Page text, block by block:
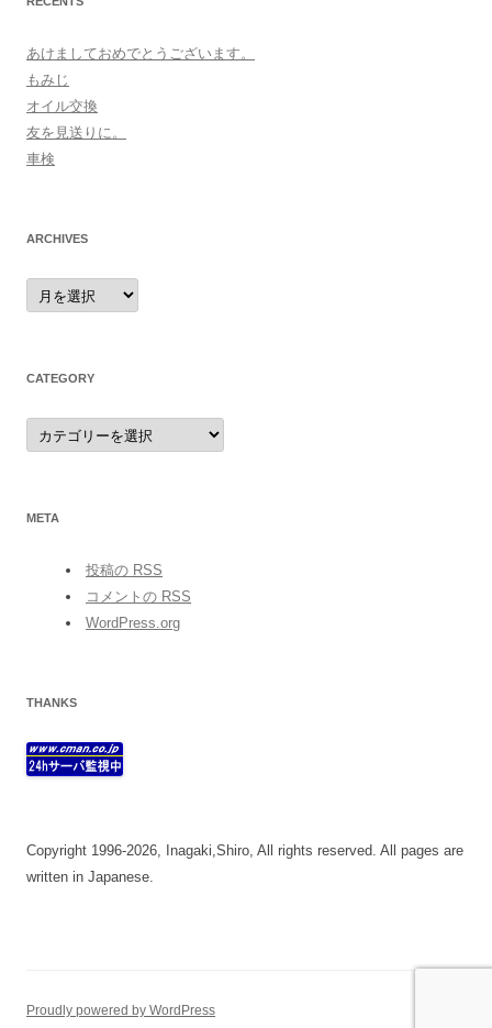
あけましておめでとうございます。
もみじ
オイル交換
友を見送りに。
車検
ARCHIVES
archives
CATEGORY
category
META
投稿の RSS
コメントの RSS
WordPress.org
THANKS
Copyright 1996-2026, Inagaki,Shiro, All rights reserved. All pages are
written in Japanese.
Proudly powered by WordPress